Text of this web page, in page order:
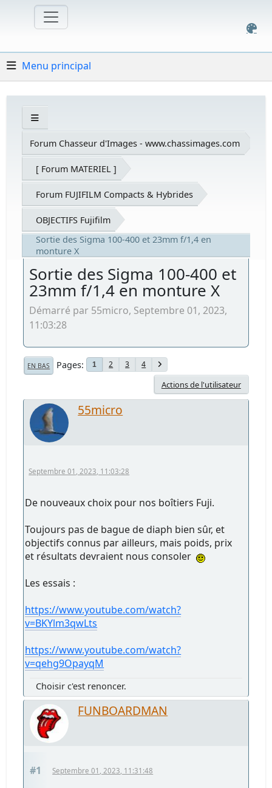
Menu principal
Forum Chasseur d'Images - www.chassimages.com
[ Forum MATERIEL ]
Forum FUJIFILM Compacts & Hybrides
OBJECTIFS Fujifilm
Sortie des Sigma 100-400 et 23mm f/1,4 en
monture X
Sortie des Sigma 100-400 et
23mm f/1,4 en monture X
Démarré par 55micro, Septembre 01, 2023,
11:03:28
EN BAS Pages 1 2 3 4
Actions de l'utilisateur
55micro
Septembre 01, 2023, 11:03:28
De nouveaux choix pour nos boîtiers Fuji.
Toujours pas de bague de diaph bien sûr, et
objectifs connus par ailleurs, mais poids, prix
et résultats devraient nous consoler
Les essais :
https://www.youtube.com/watch?
v=BKYlm3qwLts
https://www.youtube.com/watch?
v=qehg9OpayqM
Choisir c'est renoncer.
FUNBOARDMAN
#1 Septembre 01, 2023, 11:31:48